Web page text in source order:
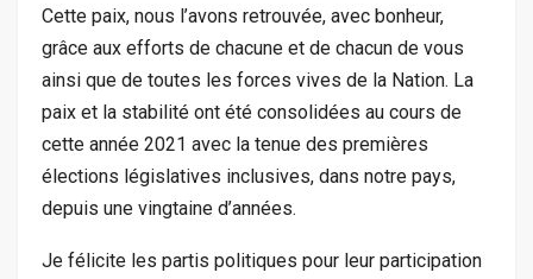
Cette paix, nous l’avons retrouvée, avec bonheur,
grâce aux efforts de chacune et de chacun de vous
ainsi que de toutes les forces vives de la Nation. La
paix et la stabilité ont été consolidées au cours de
cette année 2021 avec la tenue des premières
élections législatives inclusives, dans notre pays,
depuis une vingtaine d’années.
Je félicite les partis politiques pour leur participation